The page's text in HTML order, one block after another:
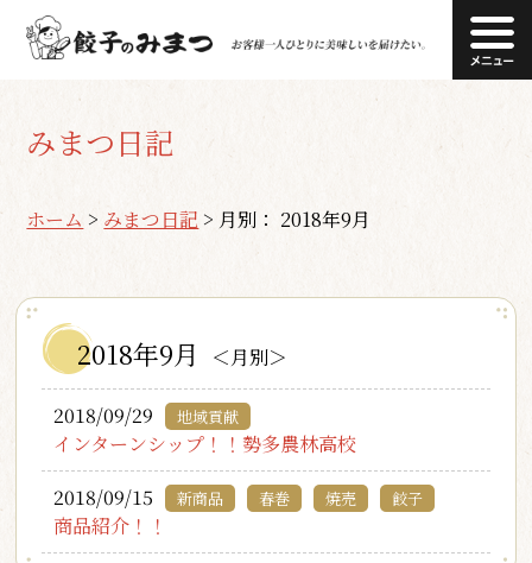
みまつ日記
ホーム > みまつ日記 > 月別： 2018年9月
2018年9月 ＜月別＞
2018/09/29 地域貢献
インターンシップ！！勢多農林高校
2018/09/15
新商品 春巻 焼売 餃子
商品紹介！！